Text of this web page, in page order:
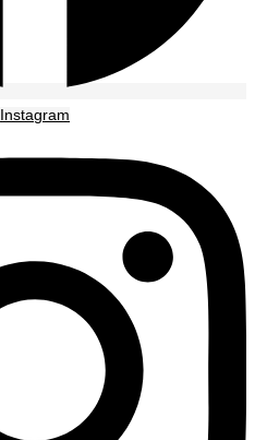
Instagram